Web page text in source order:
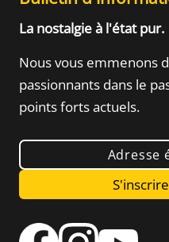
La nostalgie à l'état pur.
Nous vous emmenons
passionnants dans le
points forts actuels.
Adresse